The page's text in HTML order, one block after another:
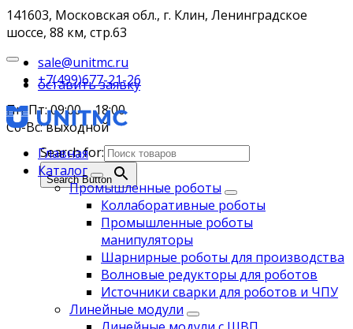
141603, Московская обл., г. Клин, Ленинградское
шоссе, 88 км, стр.63
sale@unitmc.ru
+7(499)677-21-26
Пн-Пт: 09:00 – 18:00
Сб-Вс: выходной
Search for:
Search Button
оставить заявку
Главная
Каталог
Промышленные роботы
Коллаборативные роботы
Промышленные роботы
манипуляторы
Шарнирные роботы для производства
Волновые редукторы для роботов
Источники сварки для роботов и ЧПУ
Линейные модули